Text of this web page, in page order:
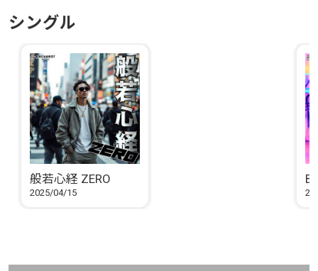
シングル
般若心経 ZERO
2025/04/15